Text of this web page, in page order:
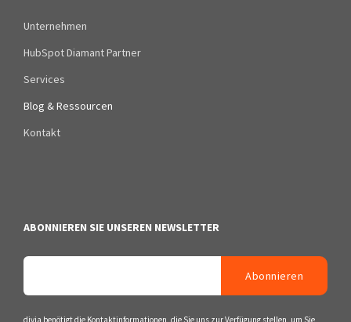
Unternehmen
HubSpot Diamant Partner
Services
Blog & Ressourcen
Kontakt
ABONNIEREN SIE UNSEREN NEWSLETTER